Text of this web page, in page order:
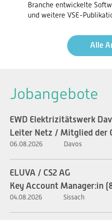
Branche entwickelte
und weitere VSE-
Alle
Jobangebote
EWD Elektrizitätswerk
Leiter Netz / Mitglied der
06.08.2026 Davos
ELUVA / CS2 AG
Key Account Manager:in
04.08.2026 Sissach